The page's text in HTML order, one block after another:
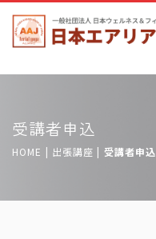
受講者申込
HOME | 出張講座 | 受講者申込